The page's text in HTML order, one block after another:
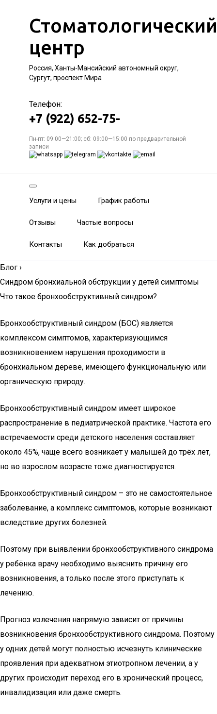
Стоматологический
центр
Россия, Ханты-Мансийский автономный округ,
Сургут, проспект Мира
Телефон:
+7 (922) 652-75-
Пн-пт: 09:00—21:00; сб: 09:00—15:00 по предварительной
записи
Услуги и цены График работы
Отзывы Частые вопросы
Контакты Как добраться
Блог ›
Синдром бронхиальной обструкции у детей симптомы
Что такое бронхообструктивный синдром?
Бронхообструктивный синдром (БОС) является
комплексом симптомов, характеризующимся
возникновением нарушения проходимости в
бронхиальном дереве, имеющего функциональную или
органическую природу.
Бронхообструктивный синдром имеет широкое
распространение в педиатрической практике. Частота его
встречаемости среди детского населения составляет
около 45%, чаще всего возникает у малышей до трёх лет,
но во взрослом возрасте тоже диагностируется.
Бронхообструктивный синдром – это не самостоятельное
заболевание, а комплекс симптомов, которые возникают
вследствие других болезней.
Поэтому при выявлении бронхообструктивного синдрома
у ребёнка врачу необходимо выяснить причину его
возникновения, а только после этого приступать к
лечению.
Прогноз излечения напрямую зависит от причины
возникновения бронхообструктивного синдрома. Поэтому
у одних детей могут полностью исчезнуть клинические
проявления при адекватном этиотропном лечении, а у
других происходит переход его в хронический процесс,
инвалидизация или даже смерть.